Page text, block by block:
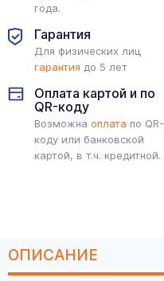
года.
Гарантия
Для физических лиц
гарантия до 5 лет
Оплата картой и по
QR-коду
Возможна оплата по QR-
коду или банковской
картой, в т.ч. кредитной.
ОПИСАНИЕ